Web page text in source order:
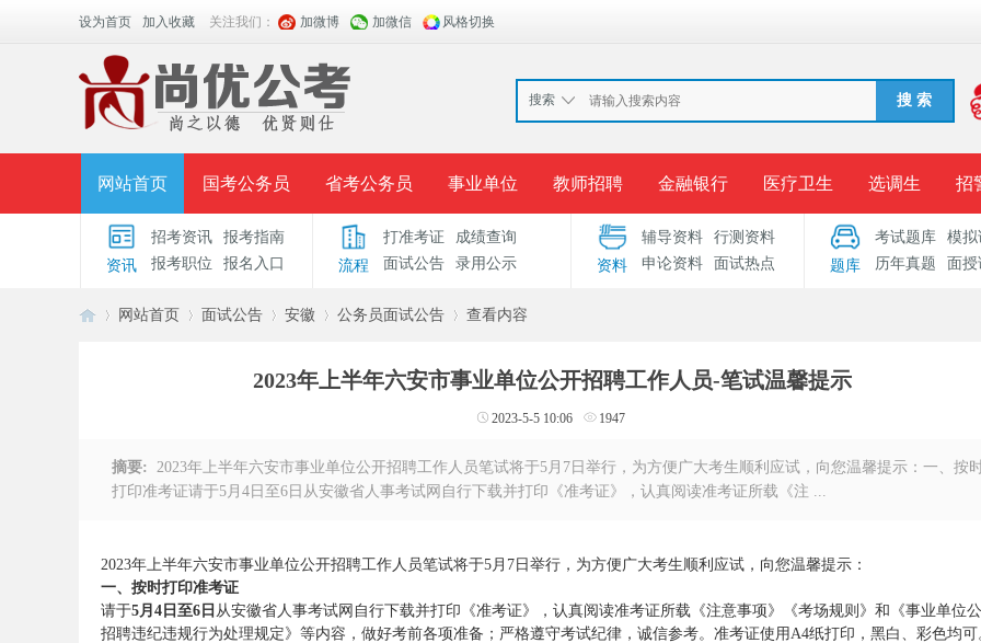
设为首页 加入收藏 关注我们： 加微博 加微信 风格切换
搜索 搜 索
网站首页 国考公务员 省考公务员 事业单位 教师招聘 金融银行 医疗卫生 选调生 招
面授课程 招考公告 面试公告 报考指导 准考证打印 成绩查询 录用公示 考
时政热点 视频课堂 名师团队 学员风采 考试专题
资讯
招考资讯
报考指南
报考职位
报名入口 流程
打准考证
成绩查询
面试公告
录用公示 资料
辅导资料
行测资料
申论资料
面试热点 题库
考试题库
模拟
历年真题
面授
网站首页 面试公告 安徽 公务员面试公告 查看内容
2023年上半年六安市事业单位公开招聘工作人员-笔试温馨提示
2023-5-5 10:06 1947
摘要: 2023年上半年六安市事业单位公开招聘工作人员笔试将于5月7日举行，为方便广大考生顺利应试，向您温馨提示：一、按
打印准考证请于5月4日至6日从安徽省人事考试网自行下载并打印《准考证》，认真阅读准考证所载《注 ...
2023年上半年六安市事业单位公开招聘工作人员笔试将于5月7日举行，为方便广大考生顺利应试，向您温馨提示：
一、按时打印准考证
请于5月4日至6日 从安徽省人事考试网自行下载并打印《准考证》，认真阅读准考证所载《注意事项》《考场规则》和《事业单位
招聘违纪违规行为处理规定》等内容，做好考前各项准备；严格遵守考试纪律，诚信参考。准考证使用A4纸打印，黑白、彩色均可